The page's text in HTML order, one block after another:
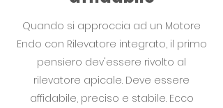
Quando si approccia ad un Motore
Endo con Rilevatore integrato, il primo
pensiero dev'essere rivolto al
rilevatore apicale. Deve essere
affidabile, preciso e stabile. Ecco